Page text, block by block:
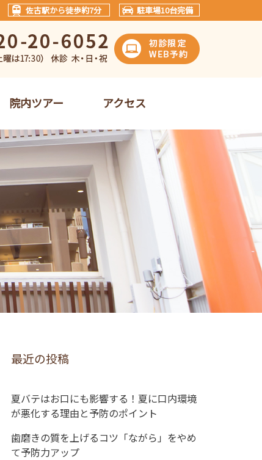
佐古駅から徒歩約7分 駐車場10台完備
院内ツアー アクセス
最近の投稿
夏バテはお口にも影響する！夏に口内環境
が悪化する理由と予防のポイント
歯磨きの質を上げるコツ「ながら」をやめ
て予防力アップ